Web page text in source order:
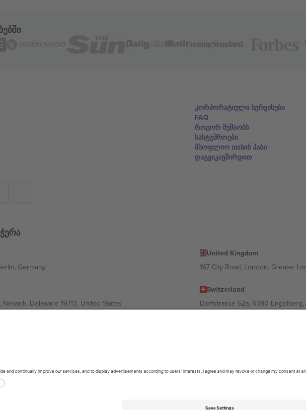
კორპორატიული სერვისები
FAQ
როგორ მუშაობს
სასტუმროები
მსოფლიო თასის ჰაბი
დაგვიკავშირდით
Germany
United Kingdom
167 City Road, London, Greater
Delaware 19713, United States
Switzerland
Dorfstrasse 52a, 6390
53-55, 1606 Sofia, Bulgaria
Cuauhtémoc, 06700 Ciudad de México, CDMX, Mexico